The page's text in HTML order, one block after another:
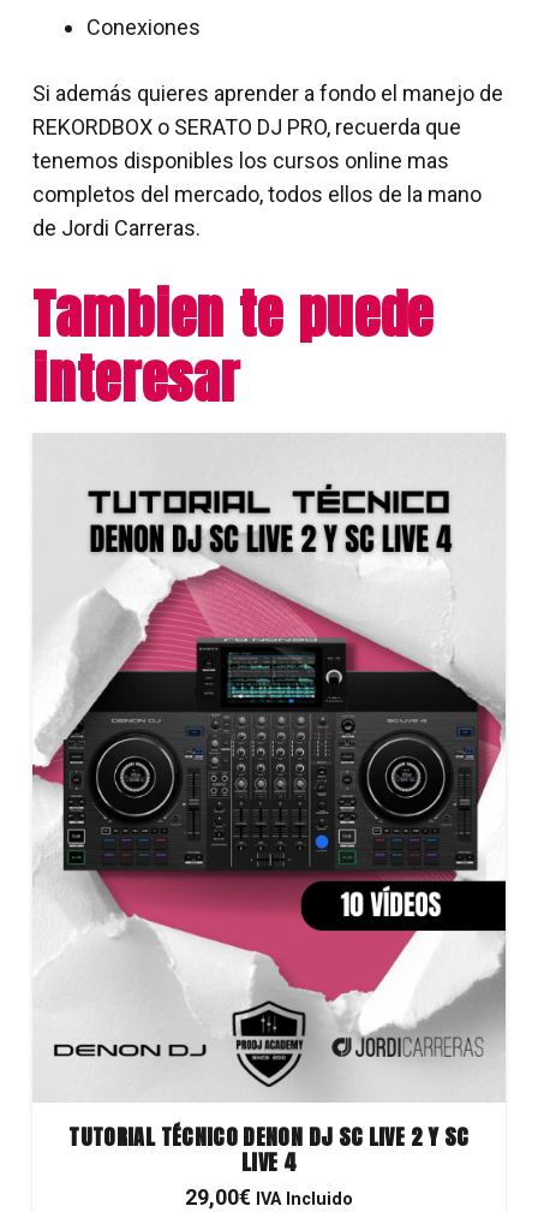
Conexiones
Si además quieres aprender a fondo el manejo de
REKORDBOX o SERATO DJ PRO, recuerda que
tenemos disponibles los cursos online mas
completos del mercado, todos ellos de la mano
de Jordi Carreras.
Tambien te puede
interesar
TUTORIAL TÉCNICO DENON DJ SC LIVE 2 Y SC
LIVE 4
29,00€ IVA Incluido